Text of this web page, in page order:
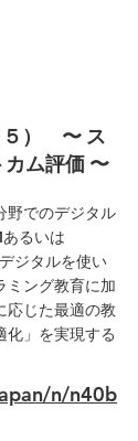
５） 〜 ス
ム評価 〜
野でのデジタル
るいは
ジタルを使い
ミング教育に加
応じた最適の教
化」を実現する
n/n40b